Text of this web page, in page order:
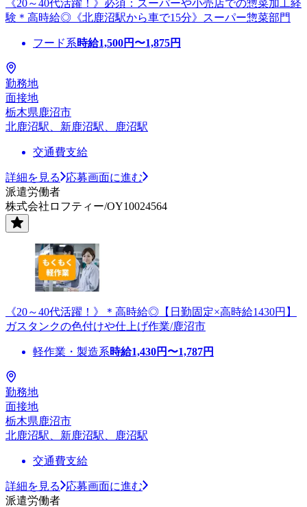
《20～40代活躍！》必須：スーパーや小売店での惣菜加工経
験＊高時給◎《北鹿沼駅から車で15分》スーパー惣菜部門
フード系時給1,500円〜1,875円
勤務地
面接地
栃木県鹿沼市
北鹿沼駅、新鹿沼駅、鹿沼駅
交通費支給
詳細を見る
応募画面に進む
派遣労働者
株式会社ロフティー/OY10024564
《20～40代活躍！》＊高時給◎【日勤固定×高時給1430円】
ガスタンクの色付けや仕上げ作業/鹿沼市
軽作業・製造系時給1,430円〜1,787円
勤務地
面接地
栃木県鹿沼市
北鹿沼駅、新鹿沼駅、鹿沼駅
交通費支給
詳細を見る
応募画面に進む
派遣労働者